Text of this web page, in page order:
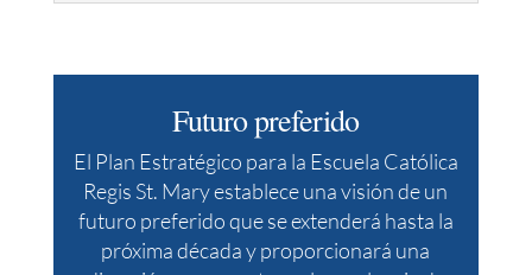
Futuro preferido
El Plan Estratégico para la Escuela Católica
Regis St. Mary establece una visión de un
futuro preferido que se extenderá hasta la
próxima década y proporcionará una